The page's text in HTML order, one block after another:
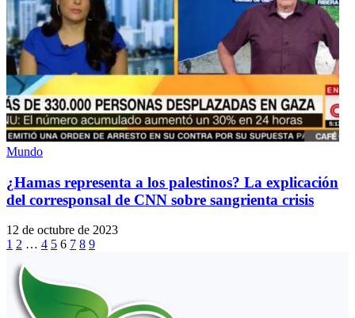
Mundo
¿Hamas representa a los palestinos? La explicación
del corresponsal de CNN sobre sangrienta crisis
12 de octubre de 2023
1 2 … 4 5 6 7 8 9